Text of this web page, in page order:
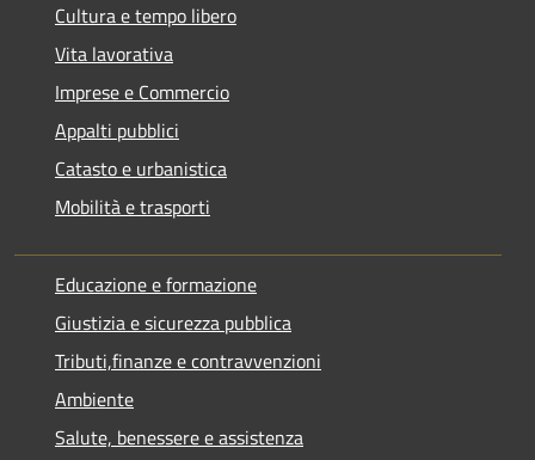
Cultura e tempo libero
Vita lavorativa
Imprese e Commercio
Appalti pubblici
Catasto e urbanistica
Mobilità e trasporti
Educazione e formazione
Giustizia e sicurezza pubblica
Tributi,finanze e contravvenzioni
Ambiente
Salute, benessere e assistenza